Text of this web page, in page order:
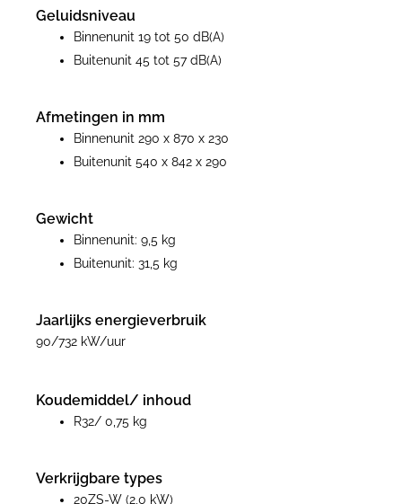
Geluidsniveau
Binnenunit 19 tot 50 dB(A)
Buitenunit 45 tot 57 dB(A)
Afmetingen in mm
Binnenunit 290 x 870 x 230
Buitenunit 540 x 842 x 290
Gewicht
Binnenunit: 9,5 kg
Buitenunit: 31,5 kg
Jaarlijks energieverbruik
90/732 kW/uur
Koudemiddel/ inhoud
R32/ 0,75 kg
Verkrijgbare types
20ZS-W (2,0 kW)